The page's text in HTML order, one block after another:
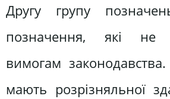
Другу групу
позначення, які не
вимогам
мають розрізняльної